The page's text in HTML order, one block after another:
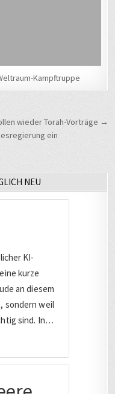
Kampftruppe
wieder Torah-Vorträge →
ein
NEU